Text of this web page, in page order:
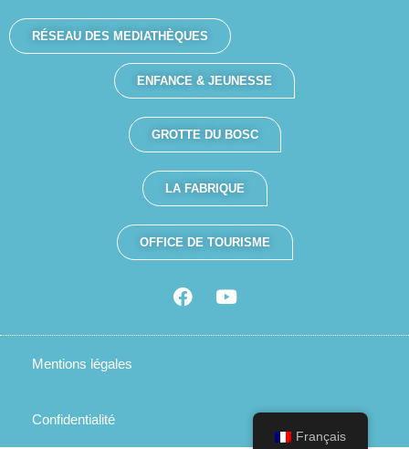
RÉSEAU DES MEDIATHÈQUES
ENFANCE & JEUNESSE
GROTTE DU BOSC
LA FABRIQUE
OFFICE DE TOURISME
Mentions légales
Confidentialité
Français